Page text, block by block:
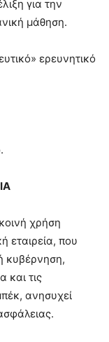
για την
μάθηση.
ερευνητικό
χρήση
εταιρεία, που
κυβέρνηση,
και τις
ανησυχεί